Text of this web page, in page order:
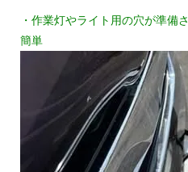
・作業灯やライト用の穴が準備
簡単